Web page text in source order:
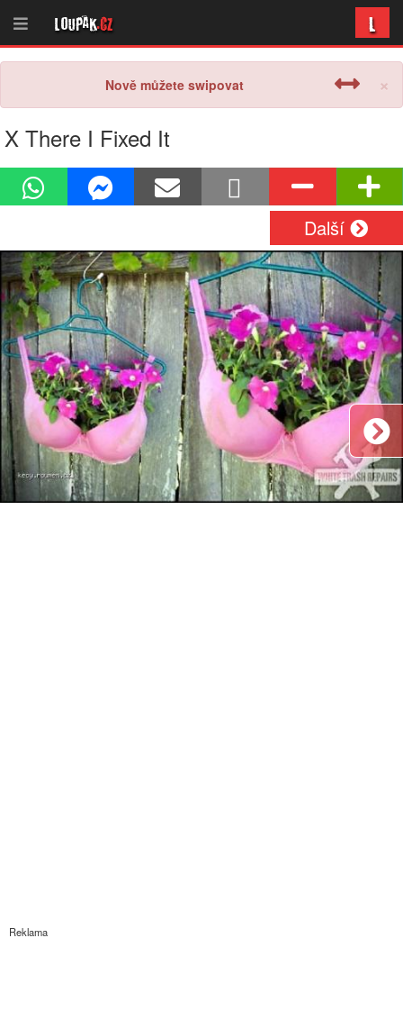
Loupak.cz L
×
Nově můžete swipovat
X There I Fixed It
Další
Reklama